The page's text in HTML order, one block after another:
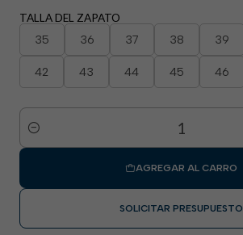
TALLA DEL ZAPATO
35 36 37 38 39
42 43 44 45 46
Cantidad
AGREGAR AL CARRO
SOLICITAR PRESUPUESTO